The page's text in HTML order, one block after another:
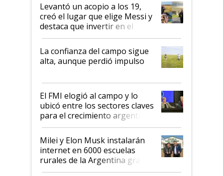
Levantó un acopio a los 19,
creó el lugar que elige Messi y
destaca que invertir en el
kirchnerismo era como "darle
plata a un hijo para droga":
Juan Félix Rossetti, el libertario
que de una dura crisis salió
de Milei
La confianza del campo sigue
alta, aunque perdió impulso
El FMI elogió al campo y lo
ubicó entre los sectores claves
para el crecimiento argentino
Milei y Elon Musk instalarán
internet en 6000 escuelas
rurales de la Argentina gracias
a un acuerdo con Starlink